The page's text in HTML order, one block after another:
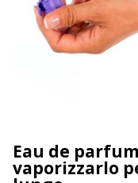
Eau de
vaporizzarlo